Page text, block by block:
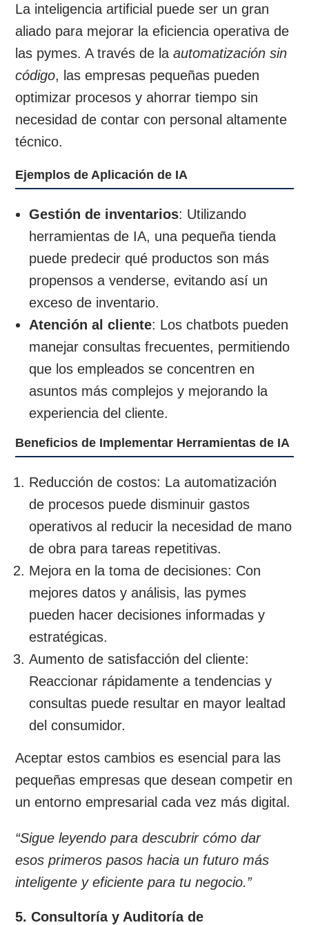
La inteligencia artificial puede ser un gran
aliado para mejorar la eficiencia operativa de
las pymes. A través de laautomatización sin
código, las empresas pequeñas pueden
optimizar procesos y ahorrar tiempo sin
necesidad de contar con personal altamente
técnico.
Ejemplos de Aplicación de IA
Gestión de inventarios: Utilizando
herramientas de IA, una pequeña tienda
puede predecir qué productos son más
propensos a venderse, evitando así un
exceso de inventario.
Atención al cliente: Los chatbots pueden
manejar consultas frecuentes, permitiendo
que los empleados se concentren en
asuntos más complejos y mejorando la
experiencia del cliente.
Beneficios de Implementar Herramientas de IA
Reducción de costos: La automatización
de procesos puede disminuir gastos
operativos al reducir la necesidad de mano
de obra para tareas repetitivas.
Mejora en la toma de decisiones: Con
mejores datos y análisis, las pymes
pueden hacer decisiones informadas y
estratégicas.
Aumento de satisfacción del cliente:
Reaccionar rápidamente a tendencias y
consultas puede resultar en mayor lealtad
del consumidor.
Aceptar estos cambios es esencial para las
pequeñas empresas que desean competir en
un entorno empresarial cada vez más digital.
“Sigue leyendo para descubrir cómo dar
esos primeros pasos hacia un futuro más
inteligente y eficiente para tu negocio.”
5. Consultoría y Auditoría de